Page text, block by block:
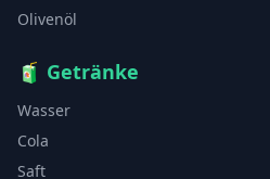
Olivenöl
🧃 Getränke
Wasser
Cola
Saft